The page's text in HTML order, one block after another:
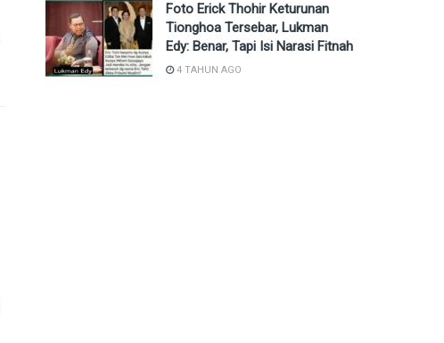
Foto Erick Thohir Keturunan
Tionghoa Tersebar, Lukman
Edy: Benar, Tapi Isi Narasi Fitnah
4 TAHUN AGO